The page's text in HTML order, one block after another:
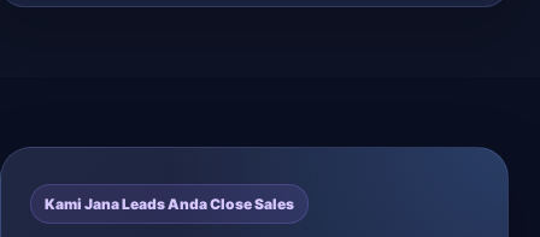
Kami Jana Leads Anda Close Sales